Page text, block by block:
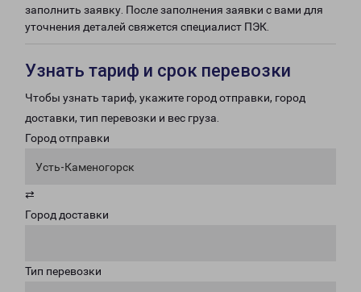
заполнить заявку. После заполнения заявки с вами для
уточнения деталей свяжется специалист ПЭК.
Узнать тариф и срок перевозки
Чтобы узнать тариф, укажите город отправки, город
доставки, тип перевозки и вес груза.
Город отправки
Усть-Каменогорск
⇄
Город доставки
Тип перевозки